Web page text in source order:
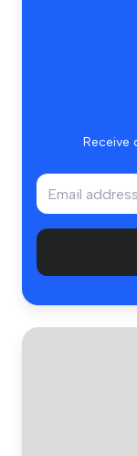
Receive